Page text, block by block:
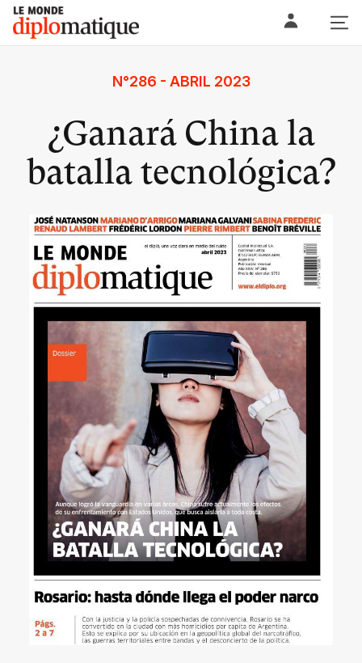
Skip
content
Le monde diplomatique
N°286 - ABRIL 2023
¿Ganará China la
batalla tecnológica?